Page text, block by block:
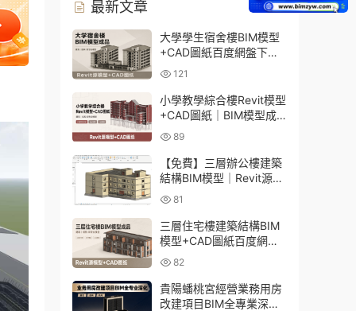
最新文章
大學學生宿舍樓BIM模型
+CAD圖紙百度網盤下載
｜建築結構全套Revit源文
件
121
小學教學綜合樓Revit模型
+CAD圖紙｜BIM模型成
品百度網盤下載
89
【免費】三層辦公樓建築
結構BIM模型｜Revit源文
件百度網盤下載
81
三層住宅樓建築結構BIM
模型+CAD圖紙百度網盤
下載
82
貴陽蟠桃宮經營業務用房
改建項目BIM全專業深化